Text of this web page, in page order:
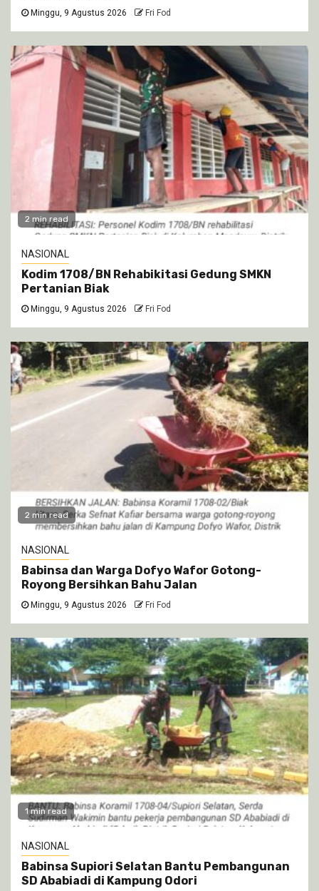
Minggu, 9 Agustus 2026 Fri Fod
2 min read
NASIONAL
Kodim 1708/BN Rehabikitasi Gedung SMKN
Pertanian Biak
Minggu, 9 Agustus 2026 Fri Fod
2 min read
NASIONAL
Babinsa dan Warga Dofyo Wafor Gotong-
Royong Bersihkan Bahu Jalan
Minggu, 9 Agustus 2026 Fri Fod
1 min read
NASIONAL
Babinsa Supiori Selatan Bantu Pembangunan
SD Ababiadi di Kampung Odori